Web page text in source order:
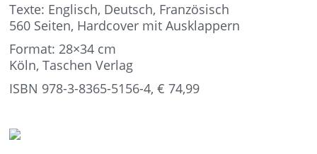
Texte: Englisch, Deutsch, Französisch
560 Seiten, Hardcover mit Ausklappern
Format: 28×34 cm
Köln, Taschen Verlag
ISBN 978-3-8365-5156-4, € 74,99